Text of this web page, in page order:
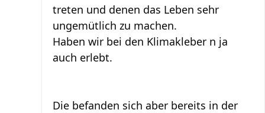
treten und denen das Leben sehr
ungemütlich zu machen.
Haben wir bei den Klimakleber n ja
auch erlebt.
Die befanden sich aber bereits in der